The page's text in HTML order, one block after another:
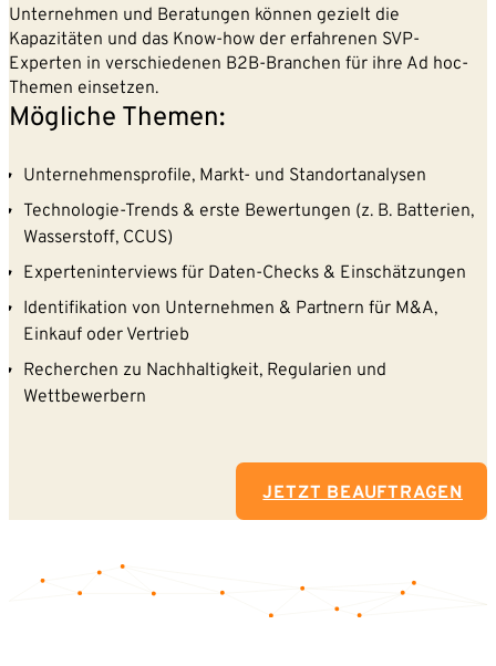
Unternehmen und Beratungen können gezielt die
Kapazitäten und das Know-how der erfahrenen SVP-
Experten in verschiedenen B2B-Branchen für ihre Ad hoc-
Themen einsetzen.
Mögliche Themen:
Unternehmensprofile, Markt- und Standortanalysen
Technologie-Trends & erste Bewertungen (z. B. Batterien,
Wasserstoff, CCUS)
Experteninterviews für Daten-Checks & Einschätzungen
Identifikation von Unternehmen & Partnern für M&A,
Einkauf oder Vertrieb
Recherchen zu Nachhaltigkeit, Regularien und
Wettbewerbern
JETZT BEAUFTRAGEN